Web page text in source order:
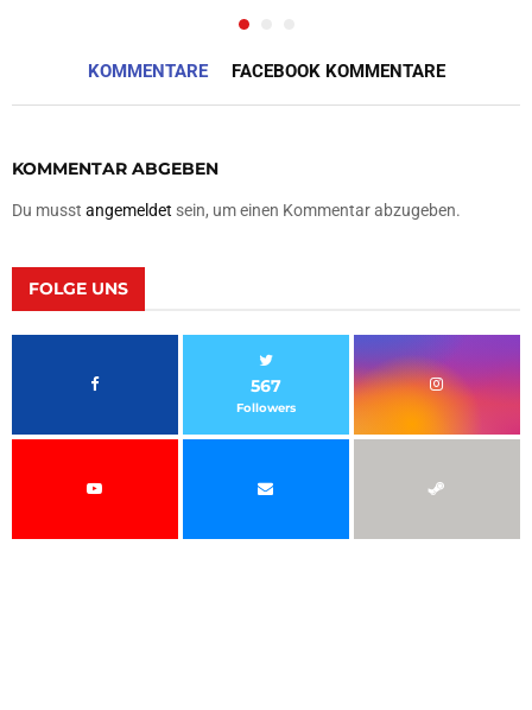
KOMMENTARE FACEBOOK KOMMENTARE
KOMMENTAR ABGEBEN
Du musst angemeldet sein, um einen Kommentar abzugeben.
FOLGE UNS
567
Followers